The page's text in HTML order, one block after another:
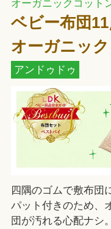
オーガニックコット
ベビー布団
オーガニッ
アンドゥドゥ
四隅のゴムで敷布団
パット付きのため、
団が汚れる心配ナシ